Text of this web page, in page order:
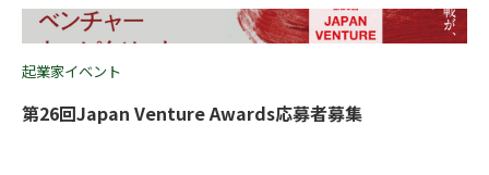
起業家イベント
第26回Japan Venture Awards応募者募集